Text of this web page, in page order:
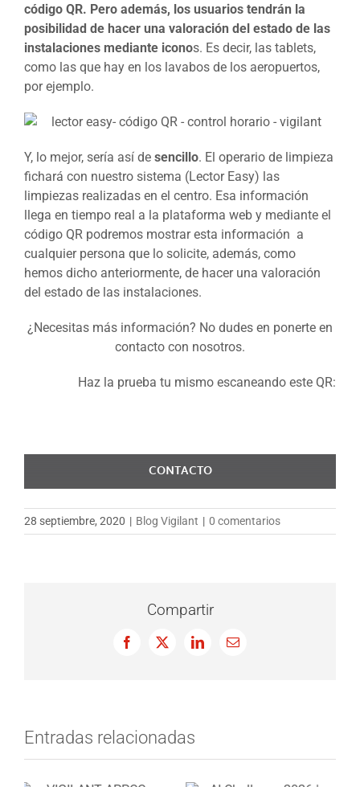
código QR. Pero además, los usuarios tendrán la
posibilidad de hacer una valoración del estado de las
instalaciones mediante iconos. Es decir, las tablets,
como las que hay en los lavabos de los aeropuertos,
por ejemplo.
Y, lo mejor, sería así de sencillo. El operario de limpieza
fichará con nuestro sistema (Lector Easy) las
limpiezas realizadas en el centro. Esa información
llega en tiempo real a la plataforma web y mediante el
código QR podremos mostrar esta información a
cualquier persona que lo solicite, además, como
hemos dicho anteriormente, de hacer una valoración
del estado de las instalaciones.
¿Necesitas más información? No dudes en ponerte en
contacto con nosotros.
Haz la prueba tu mismo escaneando este QR:
CONTACTO
28 septiembre, 2020 | Blog Vigilant | 0 comentarios
Compartir
Facebook
X LinkedInCorreo
Entradas relacionadas